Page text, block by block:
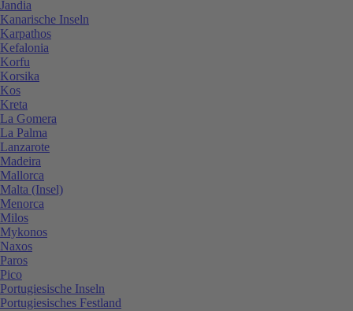
Jandia
Kanarische Inseln
Karpathos
Kefalonia
Korfu
Korsika
Kos
Kreta
La Gomera
La Palma
Lanzarote
Madeira
Mallorca
Malta (Insel)
Menorca
Milos
Mykonos
Naxos
Paros
Pico
Portugiesische Inseln
Portugiesisches Festland